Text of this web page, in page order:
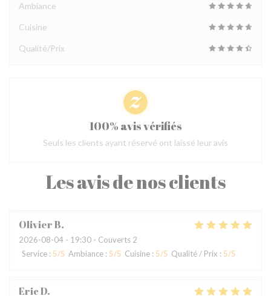
Les avis de nos clients
OlivierB
2026-08-04 - 19:30 - Couverts 2
Service : 5/5 Ambiance : 5/5 Cuisine : 5/5 Qualité / Prix : 5/5
EricD
Ambiance
Cuisine
Qualité/Prix
100% avis vérifiés
Seuls les clients ayant réservé ont laissé leur avis